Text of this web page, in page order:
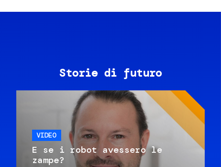
Storie di futuro
VIDEO
E se i robot avessero le
zampe?